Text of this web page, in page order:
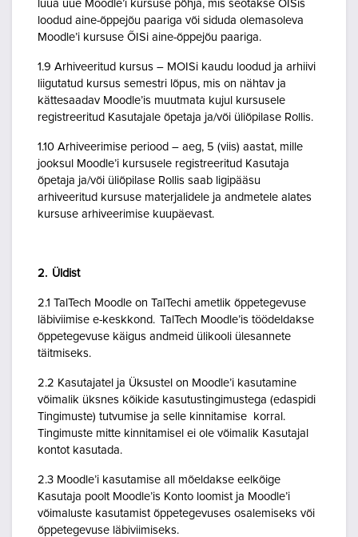
luua uue Moodle’i kursuse põhja, mis seotakse ÕISis
loodud aine-õppejõu paariga või siduda olemasoleva
Moodle’i kursuse ÕISi aine-õppejõu paariga.
1.9 Arhiveeritud kursus – MOISi kaudu loodud ja arhiivi
liigutatud kursus semestri lõpus, mis on nähtav ja
kättesaadav Moodle’is muutmata kujul kursusele
registreeritud Kasutajale õpetaja ja/või üliõpilase Rollis.
1.10 Arhiveerimise periood – aeg, 5 (viis) aastat, mille
jooksul Moodle’i kursusele registreeritud Kasutaja
õpetaja ja/või üliõpilase Rollis saab ligipääsu
arhiveeritud kursuse materjalidele ja andmetele alates
kursuse arhiveerimise kuupäevast.
2. Üldist
2.1 TalTech Moodle on TalTechi ametlik õppetegevuse
läbiviimise e-keskkond. TalTech Moodle’is töödeldakse
õppetegevuse käigus andmeid ülikooli ülesannete
täitmiseks.
2.2 Kasutajatel ja Üksustel on Moodle’i kasutamine
võimalik üksnes kõikide kasutustingimustega (edaspidi
Tingimuste) tutvumise ja selle kinnitamise korral.
Tingimuste mitte kinnitamisel ei ole võimalik Kasutajal
kontot kasutada.
2.3 Moodle’i kasutamise all mõeldakse eelkõige
Kasutaja poolt Moodle’is Konto loomist ja Moodle’i
võimaluste kasutamist õppetegevuses osalemiseks või
õppetegevuse läbiviimiseks.